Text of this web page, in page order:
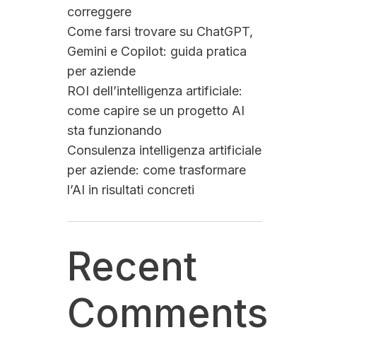
correggere
Come farsi trovare su ChatGPT,
Gemini e Copilot: guida pratica
per aziende
ROI dell’intelligenza artificiale:
come capire se un progetto AI
sta funzionando
Consulenza intelligenza artificiale
per aziende: come trasformare
l’AI in risultati concreti
Recent
Comments